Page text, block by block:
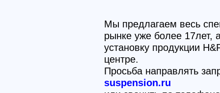
Мы предлагаем весь
рынке уже более 17лет,
установку продукции
центре.
Просьба направлять
suspension.ru